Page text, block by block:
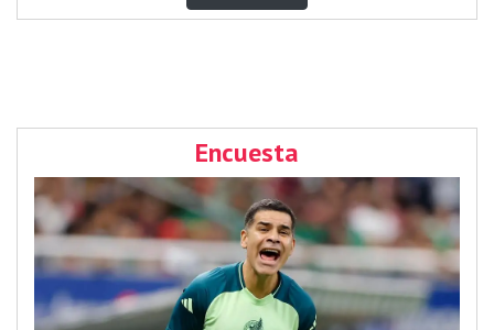
Encuesta